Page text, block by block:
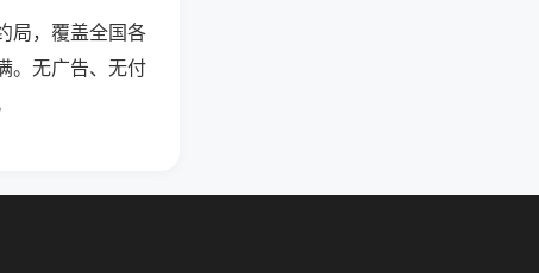
局，覆盖全国各
。无广告、无付